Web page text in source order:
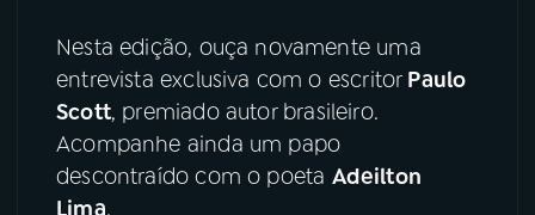
YouTube Facebook
Instagram
Nesta edição, ouça novamente uma
entrevista exclusiva com o escritor Paulo
Scott, premiado autor brasileiro.
Acompanhe ainda um papo
descontraído com o poeta Adeilton
Lima.